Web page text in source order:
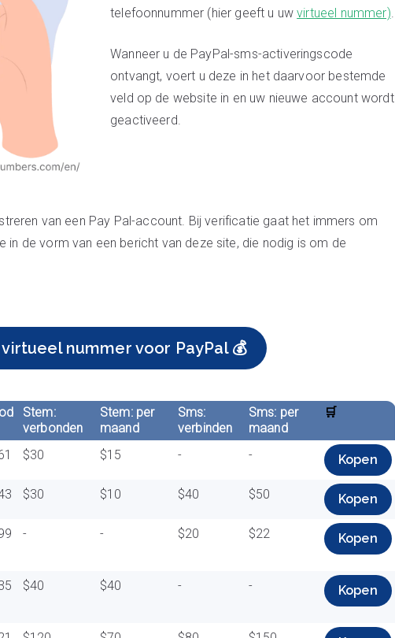
telefoonnummer (hier geeft u uwvirtueel nummer).
Wanneer u de PayPal-sms-activeringscode
ontvangt, voert u deze in het daarvoor bestemde
veld op de website in en uw nieuwe account wordt
geactiveerd.
van een Pay Pal-account. Bij verificatie gaat het immers om
in de vorm van een bericht van deze site, die nodig is om de
nummer voor PayPal 💰
Stem:
verbonden
Stem: per
maand
Sms:
verbinden
Sms: per
maand
🛒
$30 $15 - - Kopen
$30 $10 $40 $50 Kopen
- - $20 $22 Kopen
$40 $40 - - Kopen